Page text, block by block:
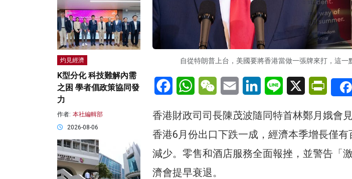
自從特朗普上台，美國要將香港當做一張牌來打，這一
FacebookWhatsAppWeChatEmail LinkedInLine X
香港財政司司長陳茂波隨同特首林鄭月娥會
香港6月份出口下跌一成，經濟本季增長僅
減少。零售和酒店服務全面報挫，並警告「
濟會提早衰退。
灼見經濟
K型分化 科技難解內需
之困 學者倡政策協同發
力
作者: 本社編輯部
2026-08-06